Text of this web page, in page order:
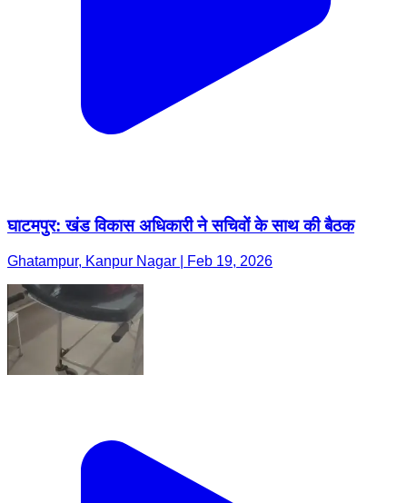
घाटमपुर: खंड विकास अधिकारी ने सचिवों के साथ की बैठक
Ghatampur, Kanpur Nagar | Feb 19, 2026